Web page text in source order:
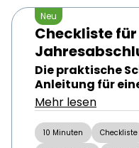
Neu
Checkliste
Die praktische
Anleitung für
Jahresabschluss
Mehr lesen
10 Minuten Checkliste